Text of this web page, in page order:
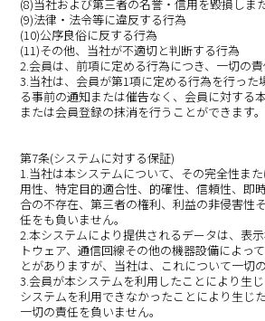
(8)当社および第三者の名誉・信用を毀損しま
(9)法律・法令等に違反する行為
(10)公序良俗に反する行為
(11)その他、当社が不適切と判断する行為
2.会員は、前項に定める行為につき、一切の責
3.当社は、会員が第1項に定める行為を行った
る事前の通知または催告なく、会員に対する
または会員登録の抹消を行うことができます。
第7条(システムに対する保証)
1.当社は本システムについて、その完全性ま
用性、特定目的適合性、的確性、信頼性、即
合の不存在、第三者の権利、利益の非侵害性
任をも負いません。
2.本システムにより提供されるデータは、表
トウェア、通信回線その他の機器設備によっ
とがありますが、当社は、これについて一切
3.会員が本システムを利用したことにより生
システムを利用できなかったことにより生じ
一切の責任を負いません。